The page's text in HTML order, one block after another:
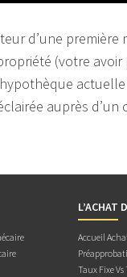
d’une
(votre avoir
auprès d’un
L’ACHAT
Accueil
Taux Fixe